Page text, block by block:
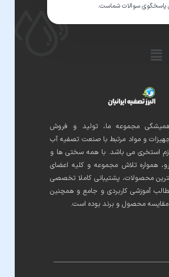
پاسخگوی سوالات شماست.
فهرست
مجموعه ما، تولید و فروش
و مواد مرتبط با صنعت تصفیه آب
استخری می باشد. با همه سختی ها و
همواره تلاش مجموعه و کلیه اعضای
محصولات، پشتیبانی کاملا تخصصی
مطالب آموزشی کاربردی و جامع و همچنین
مقایسه محصول و برند بوده است.